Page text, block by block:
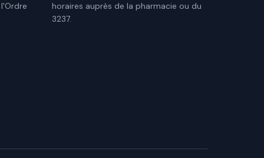
horaires auprès de la pharmacie ou du
3237.